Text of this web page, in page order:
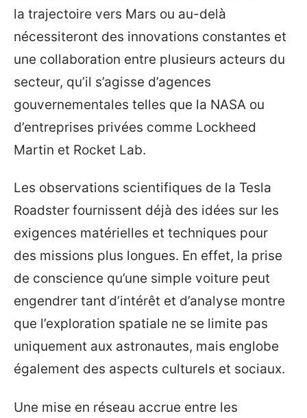
la trajectoire vers Mars ou au-delà
nécessiteront des innovations constantes et
une collaboration entre plusieurs acteurs du
secteur, qu’il s’agisse d’agences
gouvernementales telles que la NASA ou
d’entreprises privées comme Lockheed
Martin et Rocket Lab.
Les observations scientifiques de la Tesla
Roadster fournissent déjà des idées sur les
exigences matérielles et techniques pour
des missions plus longues. En effet, la prise
de conscience qu’une simple voiture peut
engendrer tant d’intérêt et d’analyse montre
que l’exploration spatiale ne se limite pas
uniquement aux astronautes, mais englobe
également des aspects culturels et sociaux.
Une mise en réseau accrue entre les